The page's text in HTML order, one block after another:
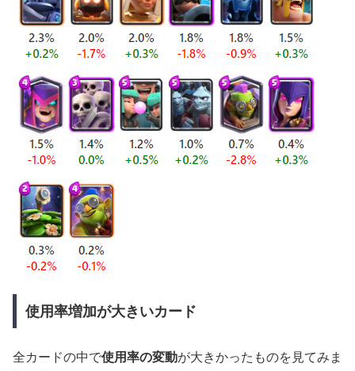
使用率増加が大きいカード
全カードの中で使用率の変動が大きかったものを見てみま